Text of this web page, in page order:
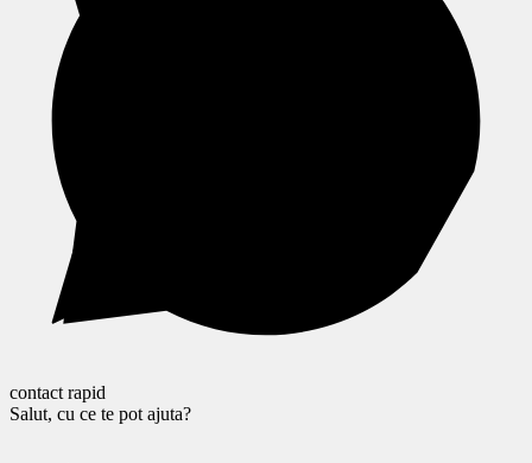
contact rapid
Salut, cu ce te pot ajuta?